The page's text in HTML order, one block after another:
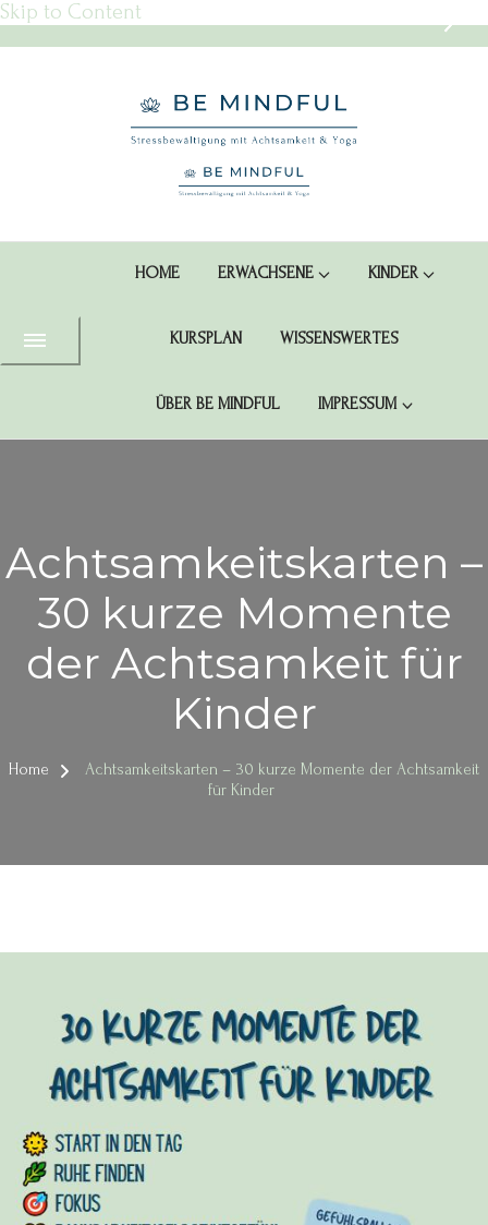
Skip to Content
BE MINDFUL Schwabach – Mit
Yoga & Achtsamkeit Stress
loslassen & Gelassenheit finden
Dein Yoga-Studio in Schwabach
HOME ERWACHSENE KINDER
KURSPLAN WISSENSWERTES
ÜBER BE MINDFUL IMPRESSUM
Achtsamkeitskarten –
30 kurze Momente
der Achtsamkeit für
Kinder
Home
Achtsamkeitskarten – 30 kurze Momente der Achtsamkeit
für Kinder